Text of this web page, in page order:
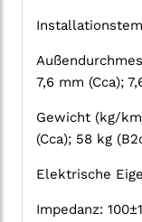
7,6 mm (Cca);
Gewicht (kg/
(Cca); 58 kg
Elektrische
Impedanz: